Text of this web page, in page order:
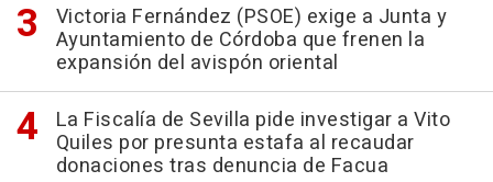
Victoria Fernández (PSOE) exige a Junta y
Ayuntamiento de Córdoba que frenen la
expansión del avispón oriental
La Fiscalía de Sevilla pide investigar a Vito
Quiles por presunta estafa al recaudar
donaciones tras denuncia de Facua